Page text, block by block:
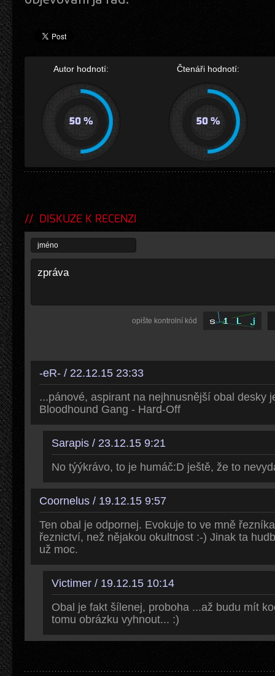
Autor hodnotí: Čtenáři hodnotí:
DISKUZE K RECENZI
opište kontrolní kód
-eR- / 22.12.15 23:33
...pánové, aspirant na nejhnusnější obal desky
Bloodhound Gang - Hard-Off
Sarapis / 23.12.15 9:21
No týýkrávo, to je humáč:D ještě, že to
Coornelus / 19.12.15 9:57
Ten obal je odpornej. Evokuje to ve mně
řeznictví, než nějakou okultnost :-) Jinak ta
už moc.
Victimer / 19.12.15 10:14
Obal je fakt šílenej, proboha ...až budu mít
tomu obrázku vyhnout... :)